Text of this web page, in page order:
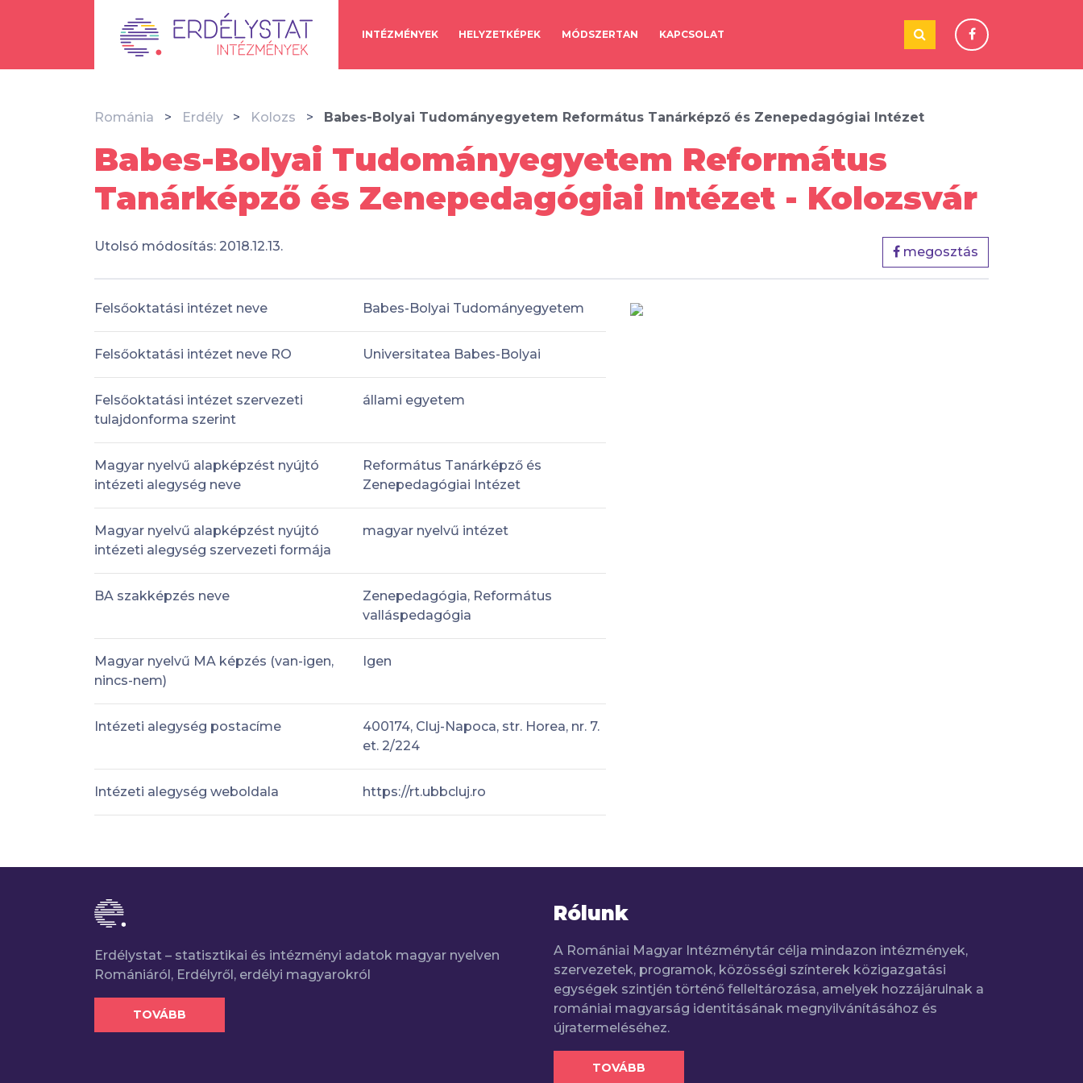
INTÉZMÉNYEK HELYZETKÉPEK MÓDSZERTAN KAPCSOLAT
Románia Erdély Kolozs Babes-Bolyai Tudományegyetem Református Tanárképző és Zenepedagógiai Intézet
Babes-Bolyai Tudományegyetem Református
Tanárképző és Zenepedagógiai Intézet - Kolozsvár
Utolsó módosítás: 2018.12.13. megosztás
Felsőoktatási intézet neve Babes-Bolyai Tudományegyetem
Felsőoktatási intézet neve RO Universitatea Babes-Bolyai
Felsőoktatási intézet szervezeti
tulajdonforma szerint
állami egyetem
Magyar nyelvű alapképzést nyújtó
intézeti alegység neve
Református Tanárképző és
Zenepedagógiai Intézet
Magyar nyelvű alapképzést nyújtó
intézeti alegység szervezeti formája
magyar nyelvű intézet
BA szakképzés neve
Zenepedagógia, Református
valláspedagógia
Magyar nyelvű MA képzés (van-igen,
nincs-nem)
Igen
Intézeti alegység postacíme
400174, Cluj-Napoca, str. Horea, nr. 7.
et. 2/224
Intézeti alegység weboldala https://rt.ubbcluj.ro
Erdélystat – statisztikai és intézményi adatok magyar nyelven
Romániáról, Erdélyről, erdélyi magyarokról
TOVÁBB
Rólunk
A Romániai Magyar Intézménytár célja mindazon intézmények,
szervezetek, programok, közösségi színterek közigazgatási
egységek szintjén történő felleltározása, amelyek hozzájárulnak a
romániai magyarság identitásának megnyilvánításához és
újratermeléséhez.
TOVÁBB